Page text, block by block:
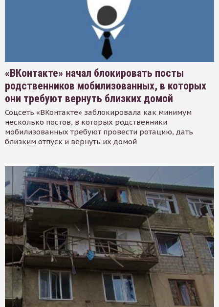
«ВКонтакте» начал блокировать посты
родственников мобилизованных, в которых
они требуют вернуть близких домой
Соцсеть «ВКонтакте» заблокировала как минимум
несколько постов, в которых родственники
мобилизованных требуют провести ротацию, дать
близким отпуск и вернуть их домой